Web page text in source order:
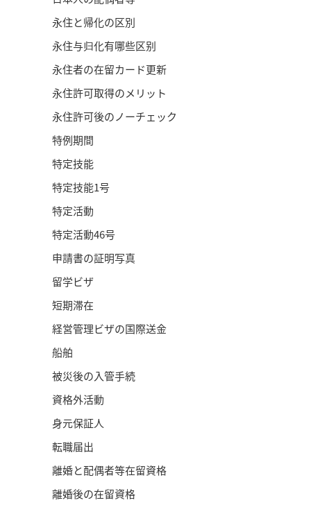
永住と帰化の区別
永住与归化有哪些区别
永住者の在留カード更新
永住許可取得のメリット
永住許可後のノーチェック
特例期間
特定技能
特定技能1号
特定活動
特定活動46号
申請書の証明写真
留学ビザ
短期滞在
経営管理ビザの国際送金
船舶
被災後の入管手続
資格外活動
身元保証人
転職届出
離婚と配偶者等在留資格
離婚後の在留資格